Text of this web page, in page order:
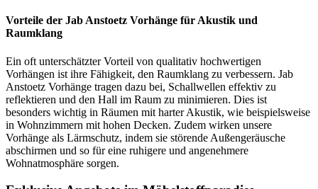
Vorteile der Jab Anstoetz Vorhänge für Akustik und
Raumklang
Ein oft unterschätzter Vorteil von qualitativ hochwertigen
Vorhängen ist ihre Fähigkeit, den Raumklang zu verbessern. Jab
Anstoetz Vorhänge tragen dazu bei, Schallwellen effektiv zu
reflektieren und den Hall im Raum zu minimieren. Dies ist
besonders wichtig in Räumen mit harter Akustik, wie beispielsweise
in Wohnzimmern mit hohen Decken. Zudem wirken unsere
Vorhänge als Lärmschutz, indem sie störende Außengeräusche
abschirmen und so für eine ruhigere und angenehmere
Wohnatmosphäre sorgen.